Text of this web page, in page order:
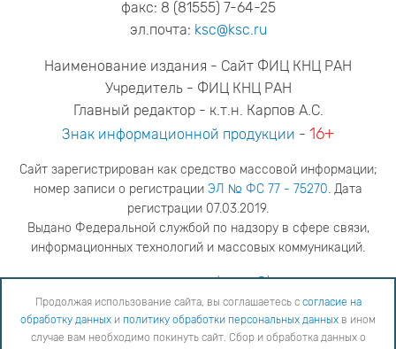
факс: 8 (81555) 7-64-25
эл.почта: ksc@ksc.ru
Наименование издания - Сайт ФИЦ КНЦ РАН
Учредитель - ФИЦ КНЦ РАН
Главный редактор - к.т.н. Карпов А.С.
Знак информационной продукции - 16+
Сайт зарегистрирован как средство массовой информации;
номер записи о регистрации ЭЛ № ФС 77 - 75270. Дата
регистрации 07.03.2019.
Выдано Федеральной службой по надзору в сфере связи,
информационных технологий и массовых коммуникаций.
адрес редакцииya.stogova@ksc.ru
телефон редакции81555-79-516
Продолжая использование сайта, вы соглашаетесь с согласие на обработку данных
обработки персональных данных
в ином случае вам необходимо покинуть сайт. Сбор и обработка
Продолжая использование сайта, вы соглашаетесь с согласие на
обработку данных и политику обработки персональных данных в ином
случае вам необходимо покинуть сайт. Сбор и обработка данных о